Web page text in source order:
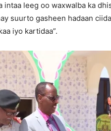
intaa leeg oo waxwalba ka
suurto gasheen hadaan
iyo kartidaa”.